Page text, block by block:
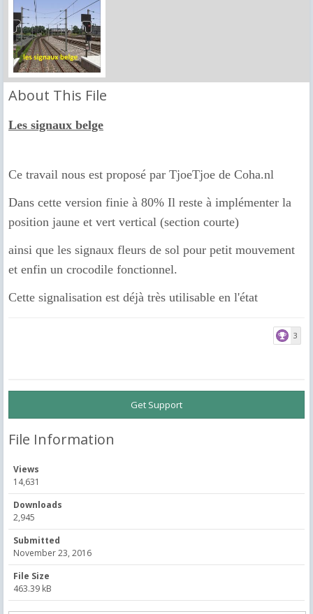
About This File
Les signaux belge
Ce travail nous est proposé par TjoeTjoe de Coha.nl
Dans cette version finie à 80% Il reste à implémenter la
position jaune et vert vertical (section courte)
ainsi que les signaux fleurs de sol pour petit mouvement
et enfin un crocodile fonctionnel.
Cette signalisation est déjà très utilisable en l'état
3
Get Support
File Information
Views
14,631
Downloads
2,945
Submitted
November 23, 2016
File Size
463.39 kB